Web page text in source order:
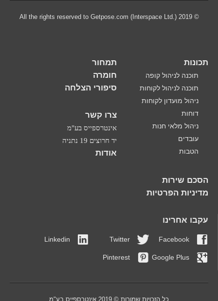
© 2019 All the rights reserved to Getpose.com (Interspace Ltd.)
תכונות
תוכנה לניהול קופה
תוכנה לניהול לקוחות
ניהול מועדון לקוחות
דוחות
ניהול מלאי חנות
עובדים
הטבות
תמחור
חומרה
סיפורי הצלחה
צרו קשר
אינטרספייס בע"מ
יד חרוצים 19 נתניה
אודות
הסכם שירות
מדיניות הפרטיות
עקבו אחרינו
Facebook
Twitter
Linkedin
Google Plus
Pinterest
כל הזכויות שמורות © 2019 אינטרספייס בע"מ